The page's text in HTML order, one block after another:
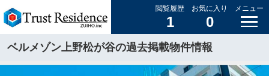
閲覧履歴
1
お気に入り
0
メニュー
ベルメゾン上野松が谷の過去掲載物件情報